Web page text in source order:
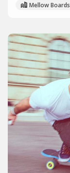
Mellow Boards